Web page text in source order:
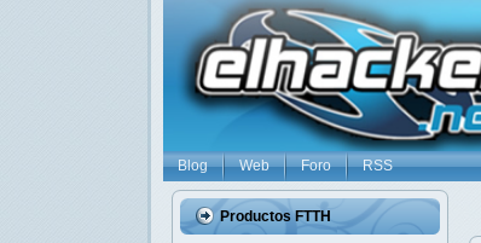
Blog Web Foro RSS
Productos FTTH